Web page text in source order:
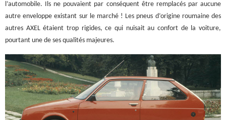
l’automobile. Ils ne pouvaient par conséquent être remplacés par aucune
autre enveloppe existant sur le marché ! Les pneus d’origine roumaine des
autres AXEL étaient trop rigides, ce qui nuisait au confort de la voiture,
pourtant une de ses qualités majeures.